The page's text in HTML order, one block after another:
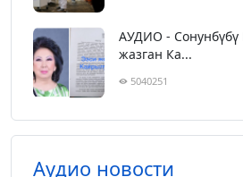
АУДИО -
жазган Ка...
5040251
Аудио новости